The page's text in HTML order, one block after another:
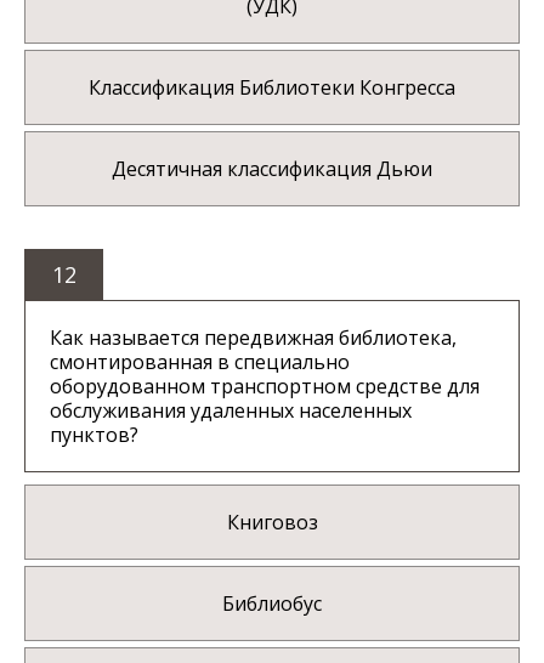
(УДК)
Классификация Библиотеки Конгресса
Десятичная классификация Дьюи
12
Как называется передвижная библиотека,
смонтированная в специально
оборудованном транспортном средстве для
обслуживания удаленных населенных
пунктов?
Книговоз
Библиобус